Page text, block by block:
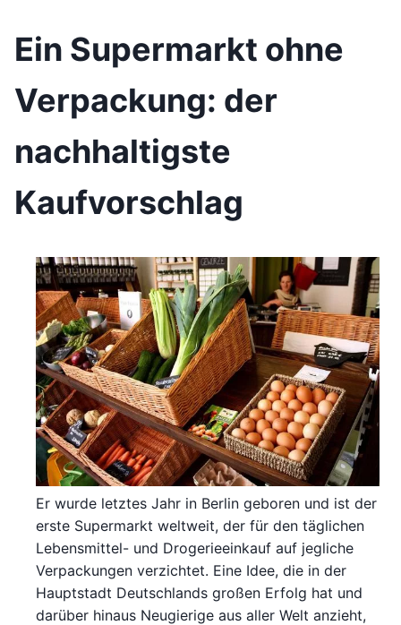
Ein Supermarkt ohne
Verpackung: der
nachhaltigste
Kaufvorschlag
Er wurde letztes Jahr in Berlin geboren und ist der
erste Supermarkt weltweit, der für den täglichen
Lebensmittel- und Drogerieeinkauf auf jegliche
Verpackungen verzichtet. Eine Idee, die in der
Hauptstadt Deutschlands großen Erfolg hat und
darüber hinaus Neugierige aus aller Welt anzieht,